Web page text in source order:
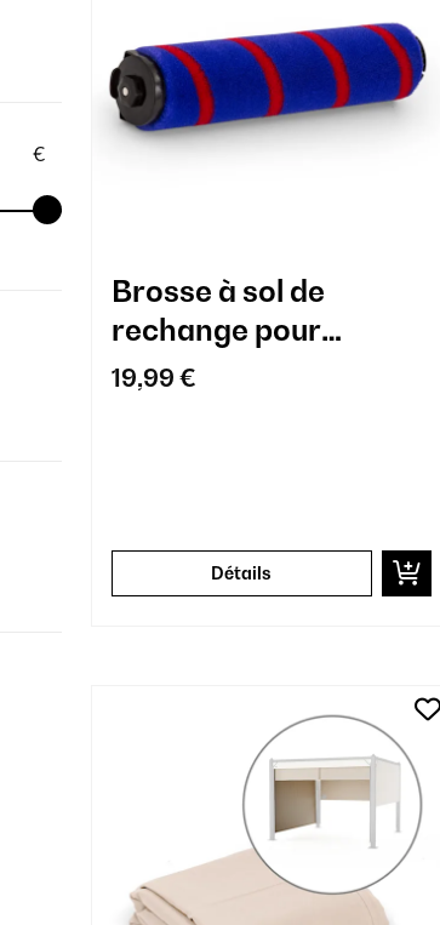
€
Brosse à sol de
rechange pour
aspirateur LARMA
19,99 €
Détails